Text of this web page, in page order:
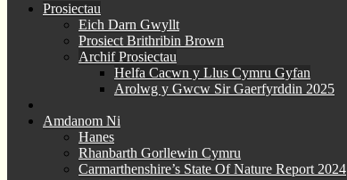
Prosiectau
Eich Darn Gwyllt
Prosiect Brithribin Brown
Archif Prosiectau
Helfa Cacwn y Llus Cymru Gyfan
Arolwg y Gwcw Sir Gaerfyrddin 2025
Amdanom Ni
Hanes
Rhanbarth Gorllewin Cymru
Carmarthenshire’s State Of Nature Report 2024